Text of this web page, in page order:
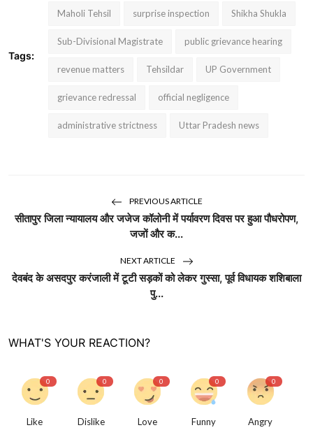
Tags:
Maholi Tehsil surprise inspection Shikha Shukla
Sub-Divisional Magistrate public grievance hearing
revenue matters Tehsildar UP Government
grievance redressal official negligence
administrative strictness Uttar Pradesh news
PREVIOUS ARTICLE
सीतापुर जिला न्यायालय और जजेज कॉलोनी में पर्यावरण दिवस पर हुआ पौधरोपण,
जजों और क...
NEXT ARTICLE
देवबंद के असदपुर करंजाली में टूटी सड़कों को लेकर गुस्सा, पूर्व विधायक शशिबाला
पु...
WHAT'S YOUR REACTION?
0
Like
0
Dislike
0
Love
0
Funny
0
Angry